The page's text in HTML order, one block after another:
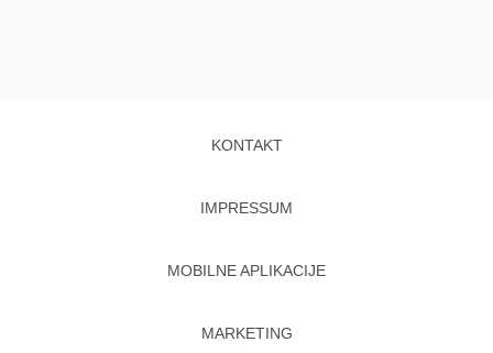
KONTAKT
IMPRESSUM
MOBILNE APLIKACIJE
MARKETING